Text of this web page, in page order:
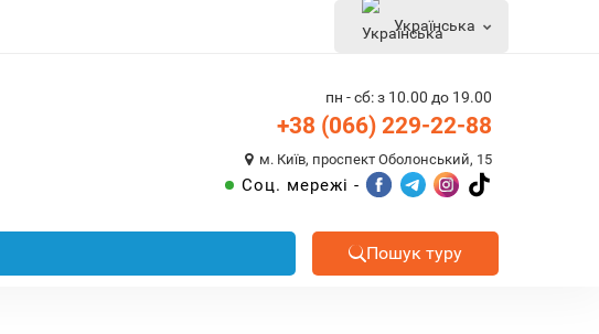
Українська
пн - сб: з 10.00 до 19.00
+38 (066) 229-22-88
м. Київ, проспект Оболонський, 15
Соц. мережі -
Пошук туру